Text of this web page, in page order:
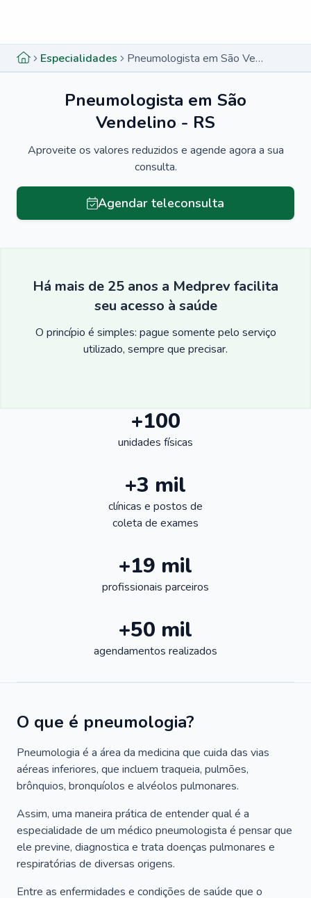
Especialidades Pneumologista em São Vendelino - RS
Pneumologista em São
Vendelino - RS
Aproveite os valores reduzidos e agende agora a sua
consulta.
Agendar teleconsulta
Há mais de 25 anos a Medprev facilita
seu acesso à saúde
O princípio é simples: pague somente pelo serviço
utilizado, sempre que precisar.
+100
unidades físicas
+3 mil
clínicas e postos de
coleta de exames
+19 mil
profissionais parceiros
+50 mil
agendamentos realizados
O que é pneumologia?
Pneumologia é a área da medicina que cuida das vias
aéreas inferiores, que incluem traqueia, pulmões,
brônquios, bronquíolos e alvéolos pulmonares.
Assim, uma maneira prática de entender qual é a
especialidade de um médico pneumologista é pensar que
ele previne, diagnostica e trata doenças pulmonares e
respiratórias de diversas origens.
Entre as enfermidades e condições de saúde que o